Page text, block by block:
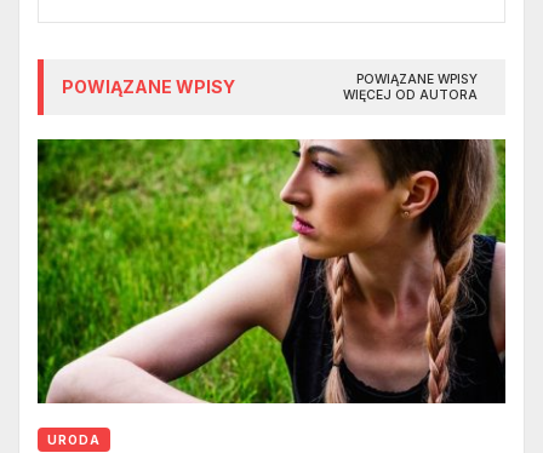
POWIĄZANE WPISY
POWIĄZANE WPISY
WIĘCEJ OD AUTORA
URODA